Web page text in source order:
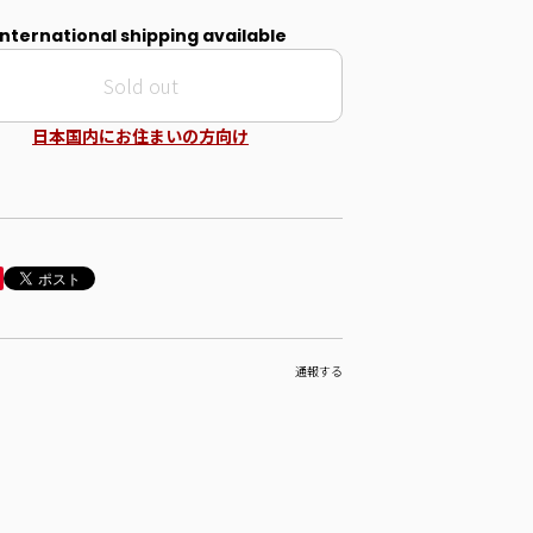
shipping available
Sold out
日本国内にお住まいの方向け
通報する